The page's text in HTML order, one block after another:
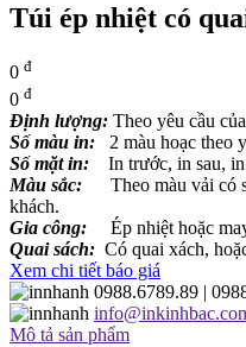
Túi ép nhiệt có
0 đ
0 đ
Định lượng: Theo yêu cầu
Số màu in: 2 màu hoạc theo
Số mặt in: In trước, in sau,
Màu sắc: Theo màu vải có
khách.
Gia công:
Ép nhiệt hoặc
Quai sách: Có quai xách,
Xem chi tiết báo giá
0988.6789.89 |
Mô tả sản phẩm